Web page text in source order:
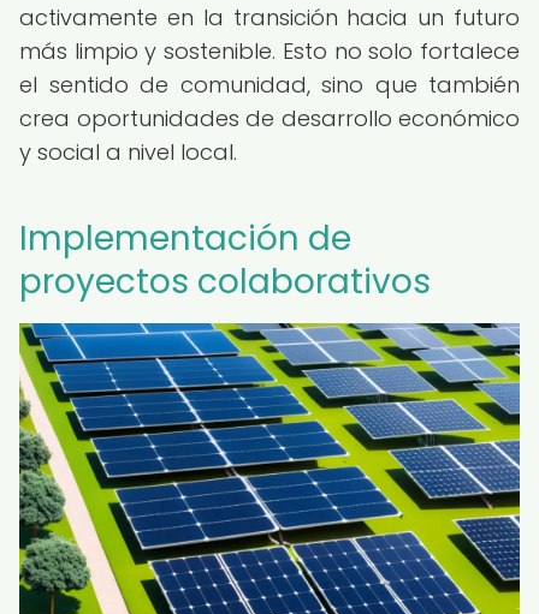
activamente en la transición hacia un futuro
más limpio y sostenible. Esto no solo fortalece
el sentido de comunidad, sino que también
crea oportunidades de desarrollo económico
y social a nivel local.
Implementación de
proyectos colaborativos